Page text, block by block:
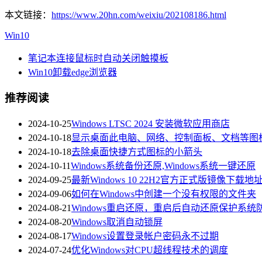
本文链接： https://www.20hn.com/weixiu/202108186.html
Win10
笔记本连接鼠标时自动关闭触摸板
Win10卸载edge浏览器
推荐阅读
2024-10-25Windows LTSC 2024 安装微软应用商店
2024-10-18显示桌面此电脑、网络、控制面板、文档等图
2024-10-18去除桌面快捷方式图标的小箭头
2024-10-11Windows系统备份还原,Windows系统一键还原
2024-09-25最新Windows 10 22H2官方正式版镜像下载地
2024-09-06如何在Windows中创建一个没有权限的文件夹
2024-08-21Windows重启还原，重启后自动还原保护系统
2024-08-20Windows取消自动锁屏
2024-08-17Windows设置登录帐户密码永不过期
2024-07-24优化Windows对CPU超线程技术的调度